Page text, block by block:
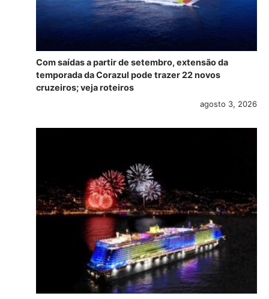
Com saídas a partir de setembro, extensão da
temporada da Corazul pode trazer 22 novos
cruzeiros; veja roteiros
agosto 3, 2026